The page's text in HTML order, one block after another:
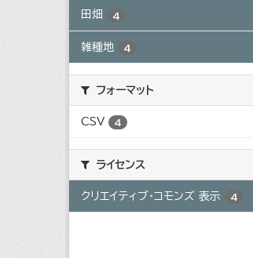
田畑 4
雑種地 4
フォーマット
CSV 4
ライセンス
クリエイティブ・コモンズ 表示 4